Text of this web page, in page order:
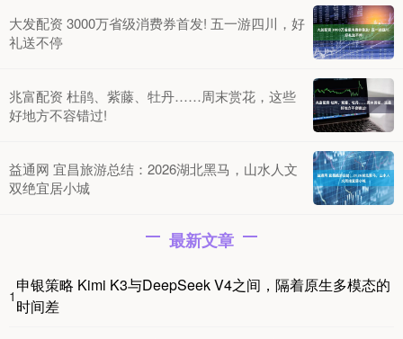
大发配资 3000万省级消费券首发! 五一游四川，好
礼送不停
兆富配资 杜鹃、紫藤、牡丹……周末赏花，这些
好地方不容错过!
益通网 宜昌旅游总结：2026湖北黑马，山水人文
双绝宜居小城
最新文章
1
申银策略 Kimi K3与DeepSeek V4之间，隔着原生多模态的
时间差